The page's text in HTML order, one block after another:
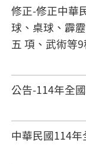
修正-修正中華
球、桌球、霹
五 項、武術等
公告-114年全
中華民國114